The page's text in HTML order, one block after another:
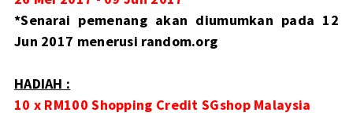
*Senarai pemenang akan diumumkan pada 12
Jun 2017 menerusi random.org
HADIAH :
10 x RM100 Shopping Credit SGshop Malaysia